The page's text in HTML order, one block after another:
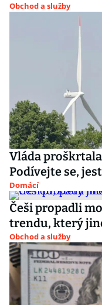
Obchod a služby
Vláda
Podívejte se,
Domácí
Češi propadli
trendu, který
Obchod a služby